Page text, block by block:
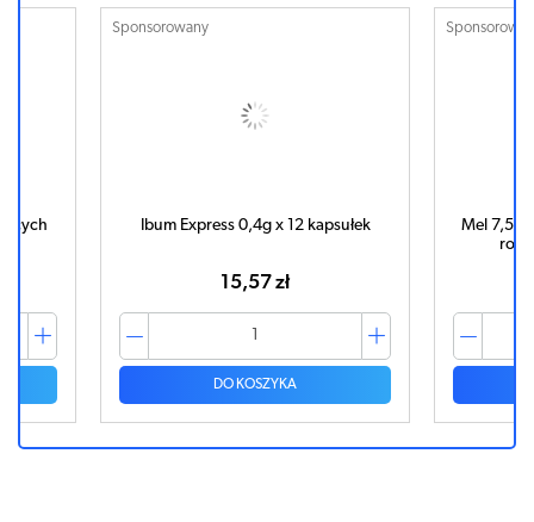
Sponsorowany
Ibum Express 0,4g x 12 kapsułek
15,57 zł
DO KOSZYKA
Mel